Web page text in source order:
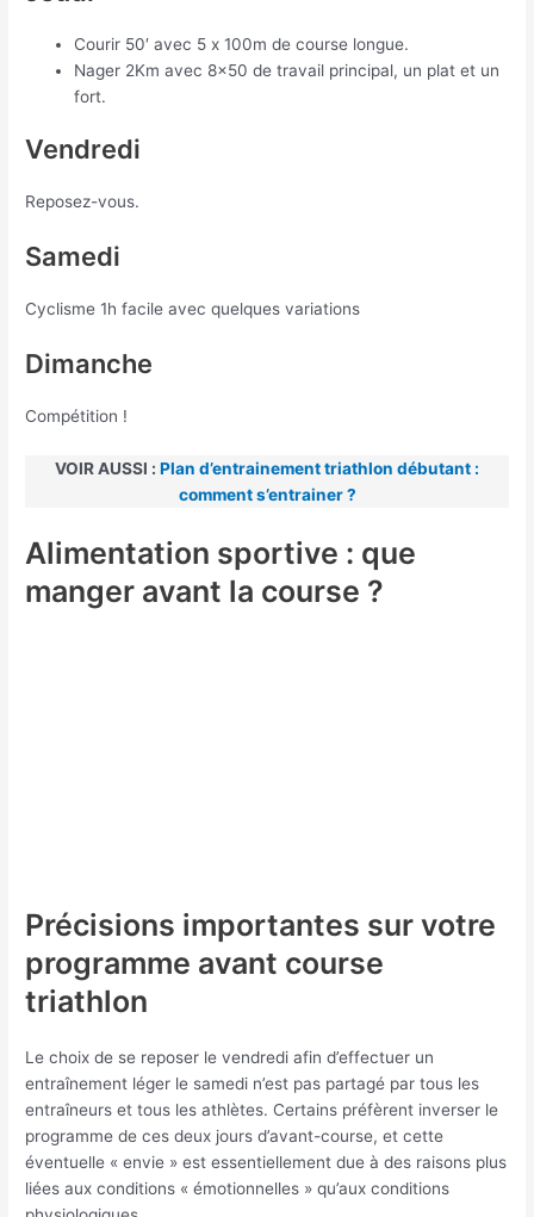
Courir 50′ avec 5 x 100m de course longue.
Nager 2Km avec 8×50 de travail principal, un plat et un
fort.
Vendredi
Reposez-vous.
Samedi
Cyclisme 1h facile avec quelques variations
Dimanche
Compétition !
VOIR AUSSI : Plan d’entrainement triathlon débutant :
comment s’entrainer ?
Alimentation sportive : que
manger avant la course ?
Précisions importantes sur votre
programme avant course
triathlon
Le choix de se reposer le vendredi afin d’effectuer un
entraînement léger le samedi n’est pas partagé par tous les
entraîneurs et tous les athlètes. Certains préfèrent inverser le
programme de ces deux jours d’avant-course, et cette
éventuelle « envie » est essentiellement due à des raisons plus
liées aux conditions « émotionnelles » qu’aux conditions